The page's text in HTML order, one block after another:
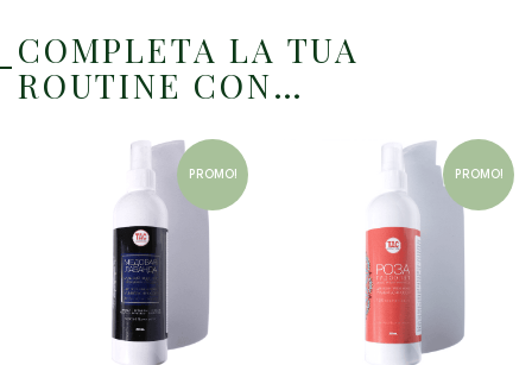
COMPLETA LA TUA
ROUTINE CON…
PROMO! PROMO!